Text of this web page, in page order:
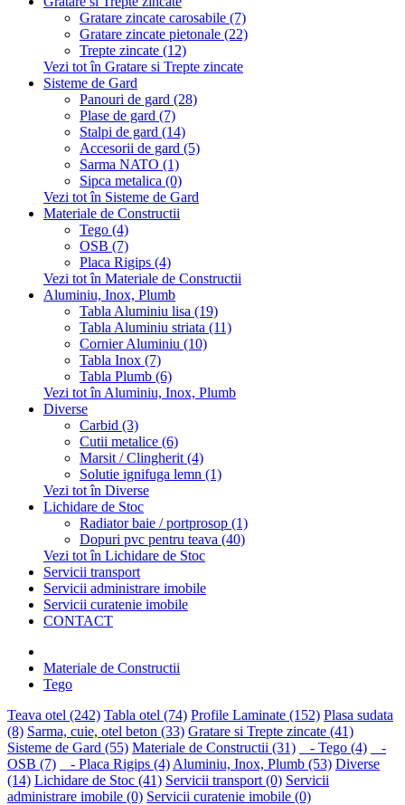
Gratare zincate carosabile (7)
Gratare zincate pietonale (22)
Trepte zincate (12)
Vezi tot în Gratare si Trepte zincate
Sisteme de Gard
Panouri de gard (28)
Plase de gard (7)
Stalpi de gard (14)
Accesorii de gard (5)
Sarma NATO (1)
Sipca metalica (0)
Vezi tot în Sisteme de Gard
Materiale de Constructii
Tego (4)
OSB (7)
Placa Rigips (4)
Vezi tot în Materiale de Constructii
Aluminiu, Inox, Plumb
Tabla Aluminiu lisa (19)
Tabla Aluminiu striata (11)
Cornier Aluminiu (10)
Tabla Inox (7)
Tabla Plumb (6)
Vezi tot în Aluminiu, Inox, Plumb
Diverse
Carbid (3)
Cutii metalice (6)
Marsit / Clingherit (4)
Solutie ignifuga lemn (1)
Vezi tot în Diverse
Lichidare de Stoc
Radiator baie / portprosop (1)
Dopuri pvc pentru teava (40)
Vezi tot în Lichidare de Stoc
Servicii transport
Servicii administrare imobile
Servicii curatenie imobile
CONTACT
Materiale de Constructii
Tego
Teava otel (242) Tabla otel (74) Profile Laminate (152) Plasa sudata
(8) Sarma, cuie, otel beton (33) Gratare si Trepte zincate (41)
Sisteme de Gard (55) Materiale de Constructii (31) - Tego (4)
-
OSB (7)
- Placa Rigips (4) Aluminiu, Inox, Plumb (53) Diverse
(14) Lichidare de Stoc (41) Servicii transport (0) Servicii
administrare imobile (0) Servicii curatenie imobile (0)